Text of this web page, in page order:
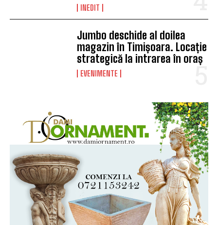
INEDIT
Jumbo deschide al doilea
magazin în Timișoara. Locație
strategică la intrarea în oraș
EVENIMENTE